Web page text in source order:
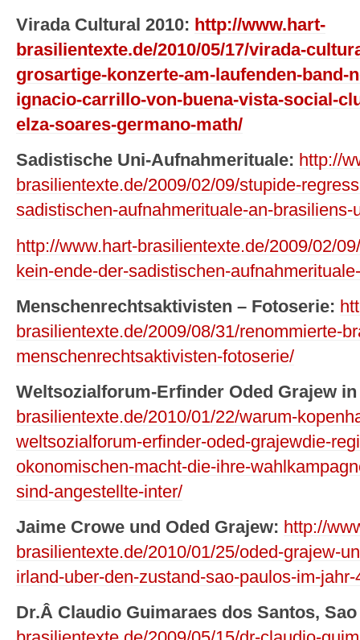
Virada Cultural 2010: http://www.hart-
brasilientexte.de/2010/05/17/virada-
grosartige-konzerte-am-laufenden-band-
ignacio-carrillo-von-buena-vista-social-
elza-soares-germano-math/
Sadistische Uni-Aufnahmerituale: http://
brasilientexte.de/2009/02/09/stupide-
sadistischen-aufnahmerituale-an-brasiliens-
http://www.hart-brasilientexte.de/2009/02/
kein-ende-der-sadistischen-
Menschenrechtsaktivisten – Fotoserie:
brasilientexte.de/2009/08/31/renommierte-
menschenrechtsaktivisten-fotoserie/
Weltsozialforum-Erfinder Oded Grajew
brasilientexte.de/2010/01/22/warum-
weltsozialforum-erfinder-oded-grajewdie-
okonomischen-macht-die-ihre-
sind-angestellte-inter/
Jaime Crowe und Oded Grajew: http://
brasilientexte.de/2010/01/25/oded-grajew-
irland-uber-den-zustand-sao-paulos-im-
Dr.Â Claudio Guimaraes dos Santos,